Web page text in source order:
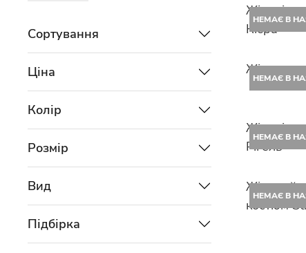
Сортування
Ціна
Колір
Розмір
Вид
Підбірка
НЕМАЄ В
Жіночі
Кієра
НЕМАЄ В
Жіноче
НЕМАЄ В
Жіночі
Рігель
НЕМАЄ В
Жіночий
костюм